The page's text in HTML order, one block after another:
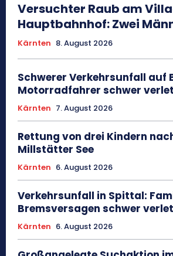
Versuchter Raub am
Hauptbahnhof: Zwei
Kärnten 8. August 2026
Schwerer Verkehrsunfall auf
Motorradfahrer schwer
Kärnten 7. August 2026
Rettung von drei Kindern
Millstätter See
Kärnten 6. August 2026
Verkehrsunfall in Spittal:
Bremsversagen schwer
Kärnten 6. August 2026